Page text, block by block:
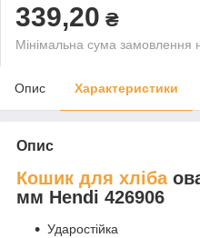
339,20 ₴
Мінімальна сума замовлення
Опис Характеристики
Опис
Кошик для хліба
мм Hendi 426906
Ударостійка